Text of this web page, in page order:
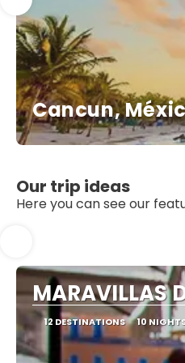
Cancun,
Our trip ideas
Here you can see our
MARAVILLAS
12 DESTINATIONS 10